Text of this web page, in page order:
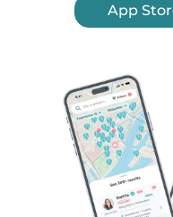
App